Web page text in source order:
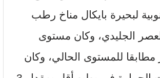
لبحيرة بايكال مناخ رطب
الجليدي، وكان مستوى
للمستوى الحالي، وكان